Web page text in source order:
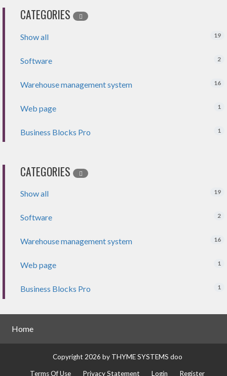
CATEGORIES
Show all 19
Software 2
Warehouse management system 16
Web page 1
Business Blocks Pro 1
CATEGORIES
Show all 19
Software 2
Warehouse management system 16
Web page 1
Business Blocks Pro 1
Home
Copyright 2026 by THYME SYSTEMS doo
Terms Of Use Privacy Statement Login Register